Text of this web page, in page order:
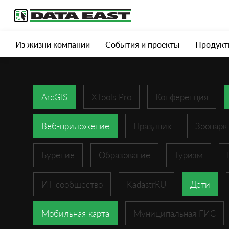
Услуги Продукты Истории успеха
Из жизни компании События и проекты
ArcGIS XTools Pro Конференция
Веб-приложение Праздник Зоопарк
Бурение Образование Туризм
ИТ-сообщество KadastrRU Дети
Мобильная карта Муниципальная ГИС